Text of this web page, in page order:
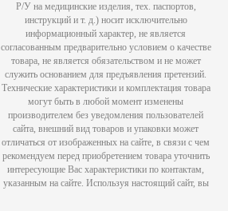
Р/У на медицинские изделия, тех. паспортов,
инструкций и т. д.) носит исключительно
информационный характер, не является
согласованным предварительно условием о качестве
товара, не является обязательством и не может
служить основанием для предъявления претензий.
Технические характеристики и комплектация товара
могут быть в любой момент изменены
производителем без уведомления пользователей
сайта, внешний вид товаров и упаковки может
отличаться от изображенных на сайте, в связи с чем
рекомендуем перед приобретением товара уточнить
интересующие Вас характеристики по контактам,
указанным на сайте. Используя настоящий сайт, вы